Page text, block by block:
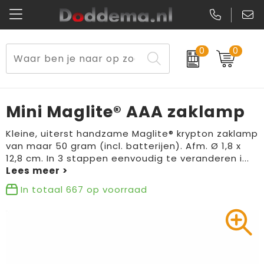
0 0
Paraplu's
Reisbenodigdheden
Aanstekers
Elektronica, Gadgets en USB
Veiligheidsvesten en Veiligheidshesjes
Schorten en Sloven
Veiligheidssignalering en Verlichting
Gereedschap
Sweaters
Kledingaccessoires
T-Shirts
Peuters en Baby's
Lunchtassen
Opbergtassen
Schoenentassen
Golftassen
Mini Maglite® AAA zaklamp
Kleine, uiterst handzame Maglite® krypton zaklamp
van maar 50 gram (incl. batterijen). Afm. Ø 1,8 x
12,8 cm. In 3 stappen eenvoudig te veranderen i...
In totaal 667 op voorraad